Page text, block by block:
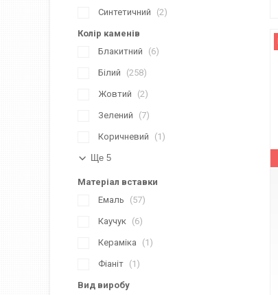
110330
Синтетичний
2
Колір каменів
Блакитний
6
Білий 258
Жовтий 2
Зелений 7
Коричневий 1
Ще 5
Матеріал вставки
Емаль
57
Каучук 6
Кераміка 1
Фіаніт 1
Вид виробу